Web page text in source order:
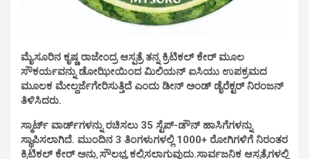
ಮೈಸೂರಿನ ಕೃಷ್ಣ ರಾಜೇಂದ್ರ ಆಸ್ಪತ್ರೆ ತನ್ನ ಕ್ರಿಟಿಕಲ್ ಕೇರ್ ಮೂಲ
ಸೌಕರ್ಯವನ್ನು ಡೋಝೀಯಿಂದ ಮಿಲಿಯನ್ ಐಸಿಯು ಉಪಕ್ರಮದ
ಮೂಲಕ ಮೇಲ್ದರ್ಜೆಗೇರಿಸುತ್ತಿದೆ ಎಂದು ಡೀನ್ ಅಂಡ್ ಡೈರೆಕ್ಟರ್ ನಿರಂಜನ್
ತಿಳಿಸಿದರು.
ಸ್ಮಾರ್ಟ್ ವಾರ್ಡ್‍ಗಳನ್ನು ರಚಿಸಲು 35 ಸ್ಟೆಪ್-ಡೌನ್ಹಾಸಿಗೆಗಳನ್ನು
ಸ್ಥಾಪಿಸಲಾಗಿದೆ. ಮುಂದಿನ 3 ತಿಂಗಳುಗಳಲ್ಲಿ 1000+ ರೋಗಿಗಳಿಗೆ ನಿರಂತರ
ಕ್ರಿಟಿಕಲ್ ಕೇರ್ ಅನ್ನು ಸೌಲಭ್ಯ ಕಲ್ಪಿಸಲಾಗುವುದು.ಸಾರ್ವಜನಿಕ ಆಸ್ಪತ್ರೆಗಳಲ್ಲಿ